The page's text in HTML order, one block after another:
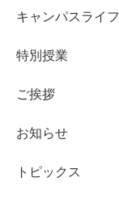
キャンパスライフ
特別授業
ご挨拶
お知らせ
トピックス